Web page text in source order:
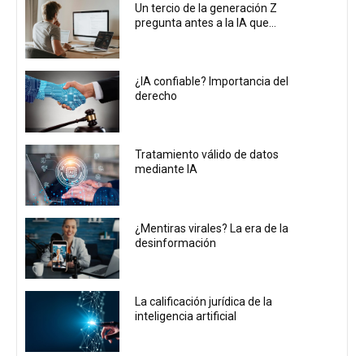
Un tercio de la generación Z
pregunta antes a la IA que...
¿IA confiable? Importancia del
derecho
Tratamiento válido de datos
mediante IA
¿Mentiras virales? La era de la
desinformación
La calificación jurídica de la
inteligencia artificial